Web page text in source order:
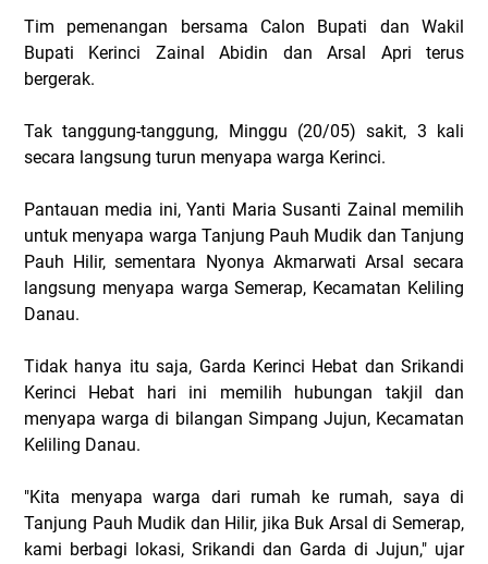
Tim pemenangan bersama Calon Bupati dan Wakil
Bupati Kerinci Zainal Abidin dan Arsal Apri terus
bergerak.
Tak tanggung-tanggung, Minggu (20/05) sakit, 3 kali
secara langsung turun menyapa warga Kerinci.
Pantauan media ini, Yanti Maria Susanti Zainal memilih
untuk menyapa warga Tanjung Pauh Mudik dan Tanjung
Pauh Hilir, sementara Nyonya Akmarwati Arsal secara
langsung menyapa warga Semerap, Kecamatan Keliling
Danau.
Tidak hanya itu saja, Garda Kerinci Hebat dan Srikandi
Kerinci Hebat hari ini memilih hubungan takjil dan
menyapa warga di bilangan Simpang Jujun, Kecamatan
Keliling Danau.
"Kita menyapa warga dari rumah ke rumah, saya di
Tanjung Pauh Mudik dan Hilir, jika Buk Arsal di Semerap,
kami berbagi lokasi, Srikandi dan Garda di Jujun," ujar